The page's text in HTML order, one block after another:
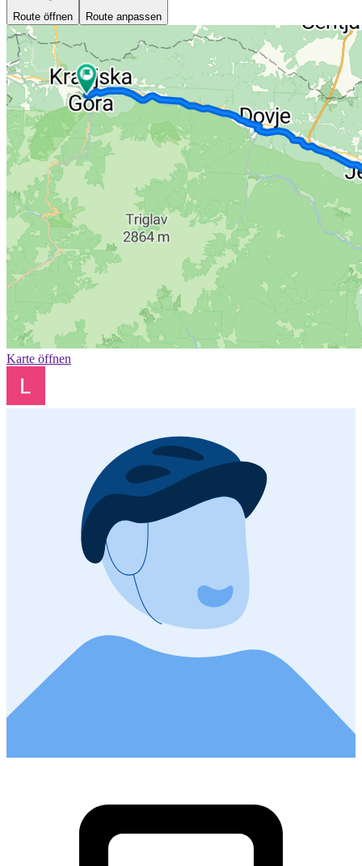
Route öffnen Route anpassen
Karte öffnen